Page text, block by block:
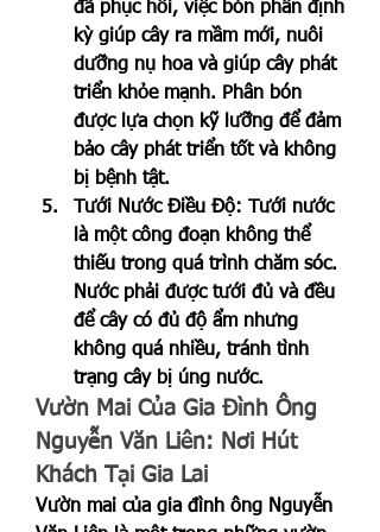
đã phục hồi, việc bón phân định
kỳ giúp cây ra mầm mới, nuôi
dưỡng nụ hoa và giúp cây phát
triển khỏe mạnh. Phân bón
được lựa chọn kỹ lưỡng để đảm
bảo cây phát triển tốt và không
bị bệnh tật.
Tưới Nước Điều Độ: Tưới nước
là một công đoạn không thể
thiếu trong quá trình chăm sóc.
Nước phải được tưới đủ và đều
để cây có đủ độ ẩm nhưng
không quá nhiều, tránh tình
trạng cây bị úng nước.
Vườn Mai Của Gia Đình Ông
Nguyễn Văn Liên: Nơi Hút
Khách Tại Gia Lai
Vườn mai của gia đình ông Nguyễn